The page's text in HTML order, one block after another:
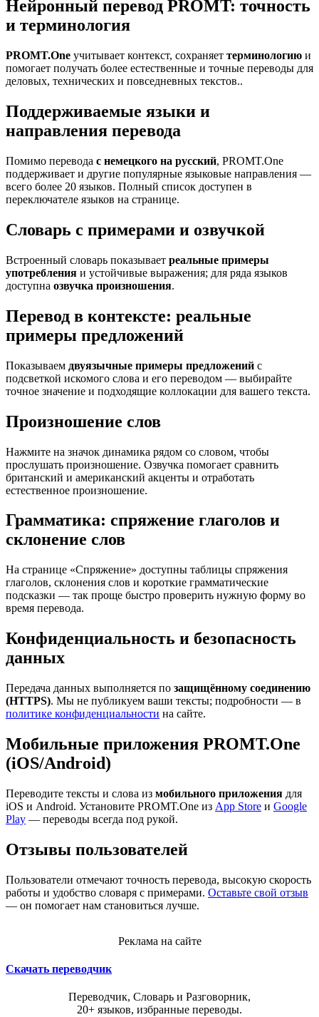
Нейронный перевод PROMT: точность
и терминология
PROMT.One учитывает контекст, сохраняет терминологию и
помогает получать более естественные и точные переводы для
деловых, технических и повседневных текстов..
Поддерживаемые языки и
направления перевода
Помимо перевода с немецкого на русский, PROMT.One
поддерживает и другие популярные языковые направления —
всего более 20 языков. Полный список доступен в
переключателе языков на странице.
Словарь с примерами и озвучкой
Встроенный словарь показывает реальные примеры
употребления и устойчивые выражения; для ряда языков
доступна озвучка произношения.
Перевод в контексте: реальные
примеры предложений
Показываем двуязычные примеры предложений с
подсветкой искомого слова и его переводом — выбирайте
точное значение и подходящие коллокации для вашего текста.
Произношение слов
Нажмите на значок динамика рядом со словом, чтобы
прослушать произношение. Озвучка помогает сравнить
британский и американский акценты и отработать
естественное произношение.
Грамматика: спряжение глаголов и
склонение слов
На странице «Спряжение» доступны таблицы спряжения
глаголов, склонения слов и короткие грамматические
подсказки — так проще быстро проверить нужную форму во
время перевода.
Конфиденциальность и безопасность
данных
Передача данных выполняется по защищённому соединению
(HTTPS). Мы не публикуем ваши тексты; подробности — в
политике конфиденциальности на сайте.
Мобильные приложения PROMT.One
(iOS/Android)
Переводите тексты и слова из мобильного приложения для
iOS и Android. Установите PROMT.One из App Store и Google
Play — переводы всегда под рукой.
Отзывы пользователей
Пользователи отмечают точность перевода, высокую скорость
работы и удобство словаря с примерами. Оставьте свой отзыв
— он помогает нам становиться лучше.
Реклама на сайте
Скачать переводчик
Переводчик, Словарь и Разговорник,
20+ языков, избранные переводы.